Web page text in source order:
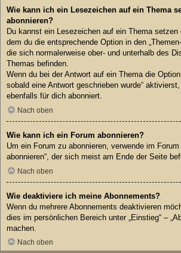
Wie kann ich ein Lesezeichen auf ein Thema
abonnieren?
Du kannst ein Lesezeichen auf ein Thema setzen
dem du die entsprechende Option in den
die sich normalerweise ober- und unterhalb des
Themas befinden.
Wenn du bei der Antwort auf ein Thema die
sobald eine Antwort geschrieben wurde“
ebenfalls für dich abonniert.
Nach oben
Wie kann ich ein Forum abonnieren?
Um ein Forum zu abonnieren, verwende im Forum
abonnieren“, der sich meist am Ende der Seite
Nach oben
Wie deaktiviere ich meine Abonnements?
Wenn du mehrere Abonnements deaktivieren
dies im persönlichen Bereich unter „Einstieg“ –
machen.
Nach oben